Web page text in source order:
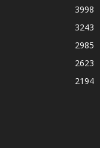
3998
3243
2985
2623
2194